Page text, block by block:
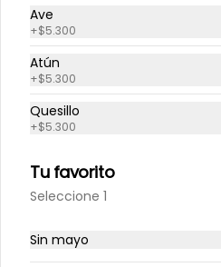
Hamburguesa rally
Hamburguesa, cebolla frita, tomate,
mayo, aceitunas.
Hamburguesa
Ave
+$5.300
Atún
+$5.300
Quesillo
+$5.300
Tu favorito
Seleccione 1
Sin mayo